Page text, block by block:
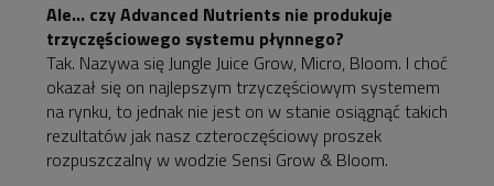
Ale... czy Advanced Nutrients nie produkuje
trzyczęściowego systemu płynnego?
Tak. Nazywa się Jungle Juice Grow, Micro, Bloom. I choć
okazał się on najlepszym trzyczęściowym systemem
na rynku, to jednak nie jest on w stanie osiągnąć takich
rezultatów jak nasz czteroczęściowy proszek
rozpuszczalny w wodzie Sensi Grow & Bloom.